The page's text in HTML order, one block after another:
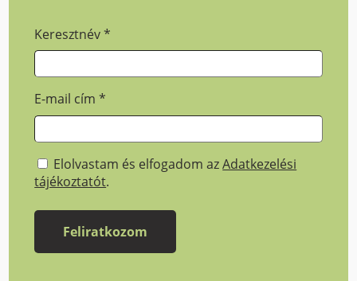
Keresztnév*
E-mail cím*
Elolvastam és elfogadom azAdatkezelési
tájékoztatót.